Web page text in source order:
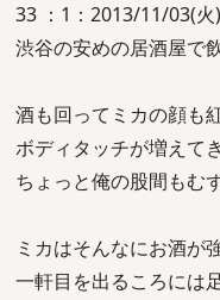
33 ：1：2013/11/03(
渋谷の安めの居酒屋で
酒も回ってミカの顔も紅
ボディタッチが増えてき
ちょっと俺の股間もむ
ミカはそんなにお酒が
一軒目を出るころには